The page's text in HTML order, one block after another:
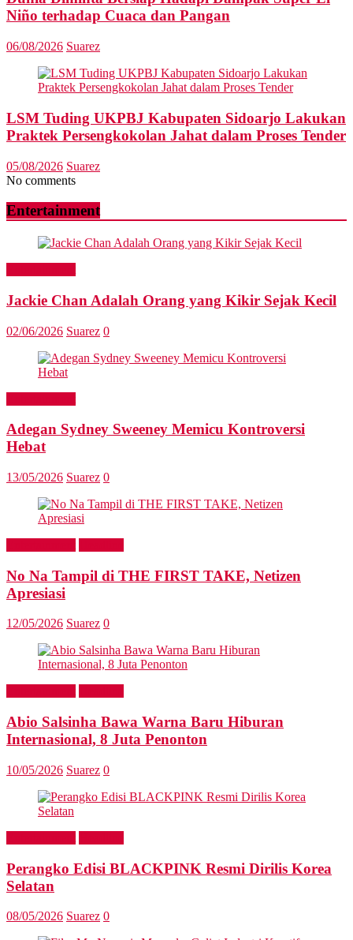
Niño terhadap Cuaca dan Pangan
06/08/2026 Suarez
LSM Tuding UKPBJ Kabupaten Sidoarjo Lakukan
Praktek Persengkokolan Jahat dalam Proses Tender
05/08/2026 Suarez
No comments
Entertainment
Jackie Chan Adalah Orang yang Kikir Sejak Kecil
02/06/2026 Suarez 0
Adegan Sydney Sweeney Memicu Kontroversi
Hebat
13/05/2026 Suarez 0
No Na Tampil di THE FIRST TAKE, Netizen
Apresiasi
12/05/2026 Suarez 0
Abio Salsinha Bawa Warna Baru Hiburan
Internasional, 8 Juta Penonton
10/05/2026 Suarez 0
Perangko Edisi BLACKPINK Resmi Dirilis Korea
Selatan
08/05/2026 Suarez 0